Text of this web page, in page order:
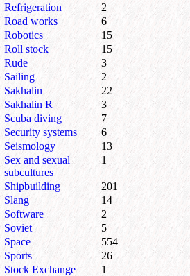
Refrigeration
2
Road works
6
Robotics
15
Roll stock
15
Rude
3
Sailing
2
Sakhalin
22
Sakhalin R
3
Scuba diving
7
Security systems
6
Seismology
13
Sex and sexual
subcultures
1
Shipbuilding
201
Slang
14
Software
2
Soviet
5
Space
554
Sports
26
Stock Exchange
1